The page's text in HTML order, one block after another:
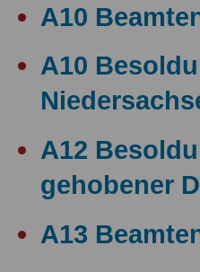
A10
A10
A12
gehobener
A13